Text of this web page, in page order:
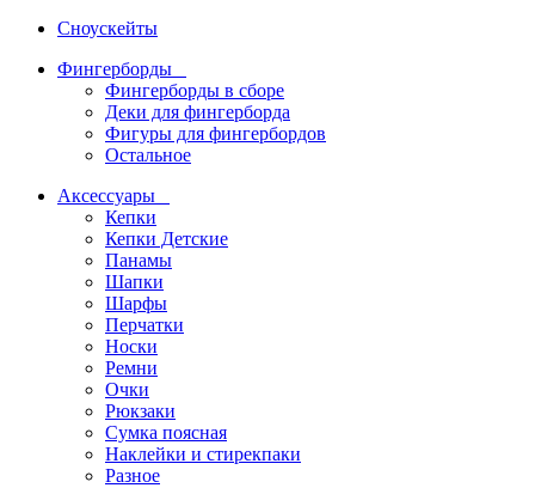
Сноускейты
Фингерборды
Фингерборды в сборе
Деки для фингерборда
Фигуры для фингербордов
Остальное
Аксессуары
Кепки
Кепки Детские
Панамы
Шапки
Шарфы
Перчатки
Носки
Ремни
Очки
Рюкзаки
Сумка поясная
Наклейки и стирекпаки
Разное